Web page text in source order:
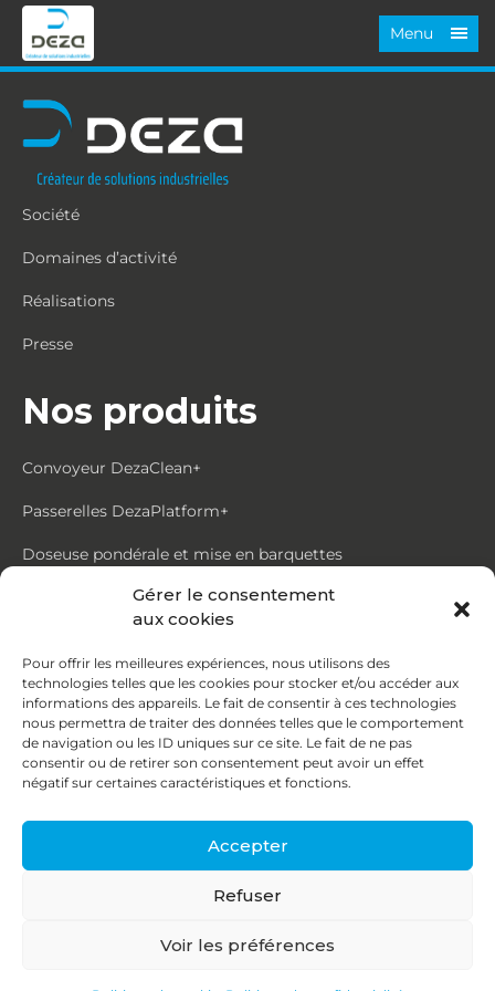
Gérer le consentement
aux cookies
Pour offrir les meilleures expériences, nous utilisons des
technologies telles que les cookies pour stocker et/ou accéder aux
informations des appareils. Le fait de consentir à ces technologies
nous permettra de traiter des données telles que le comportement
de navigation ou les ID uniques sur ce site. Le fait de ne pas
consentir ou de retirer son consentement peut avoir un effet
négatif sur certaines caractéristiques et fonctions.
Accepter
Refuser
Voir les préférences
Menu
Société
Domaines d’activité
Réalisations
Presse
Nos produits
Convoyeur DezaClean+
Passerelles DezaPlatform+
Doseuse pondérale et mise en barquettes
Trémie mouvante DezaMouv+
Contact
87, rue du Ruisseau
38070 St Quentin Fallavier
contact@deza.fr